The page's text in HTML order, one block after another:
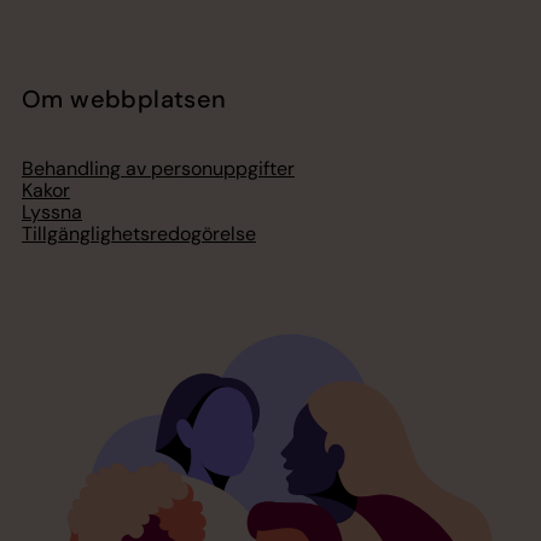
Om webbplatsen
Behandling av personuppgifter
Kakor
Lyssna
Tillgänglighetsredogörelse